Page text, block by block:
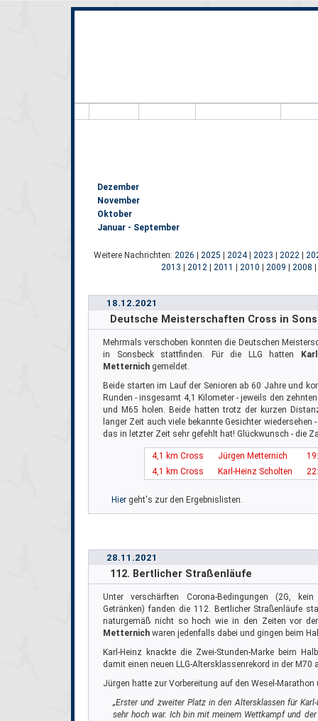
Dezember
November
Oktober
Januar - September
Weitere Nachrichten: 2026 2025 2024 2023 2022
2013
2012 2011 2010 2009 2008
18.12.2021
Deutsche Meisterschaften Cross in
Mehrmals verschoben konnten die Deutschen
in Sonsbeck stattfinden. Für die LLG hatten
Metternich gemeldet.
Beide starten im Lauf der Senioren ab 60 Jahre und
Runden - insgesamt 4,1 Kilometer - jeweils den
und M65 holen. Beide hatten trotz der kurzen
langer Zeit auch viele bekannte Gesichter
das in letzter Zeit sehr gefehlt hat! Glückwunsch - die
4,1 km Cross Jürgen Metternich
4,1 km Cross
Karl-Heinz Scholten
Hier geht's zur den Ergebnislisten.
28.11.2021
112. Bertlicher Straßenläufe
Unter verschärften Corona-Bedingungen (2G,
Getränken) fanden die 112. Bertlicher Straßenläufe
naturgemäß nicht so hoch wie in den Zeiten vor
Metternich waren jedenfalls dabei und gingen beim
Karl-Heinz knackte die Zwei-Stunden-Marke beim
damit einen neuen LLG-Altersklassenrekord in der M70
Jürgen hatte zur Vorbereitung auf den Wesel-Marathon
„Erster und zweiter Platz in den Altersklassen für
sehr hoch war. Ich bin mit meinem Wettkampf und